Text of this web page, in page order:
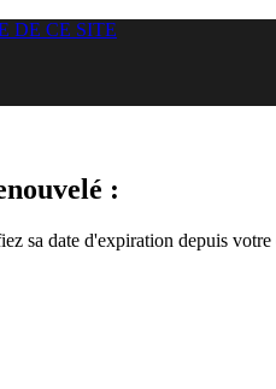
DE CE SITE
:
sa date d'expiration depuis